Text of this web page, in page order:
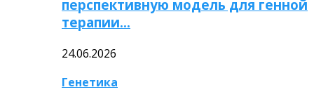
перспективную модель для генной
терапии…
24.06.2026
Генетика